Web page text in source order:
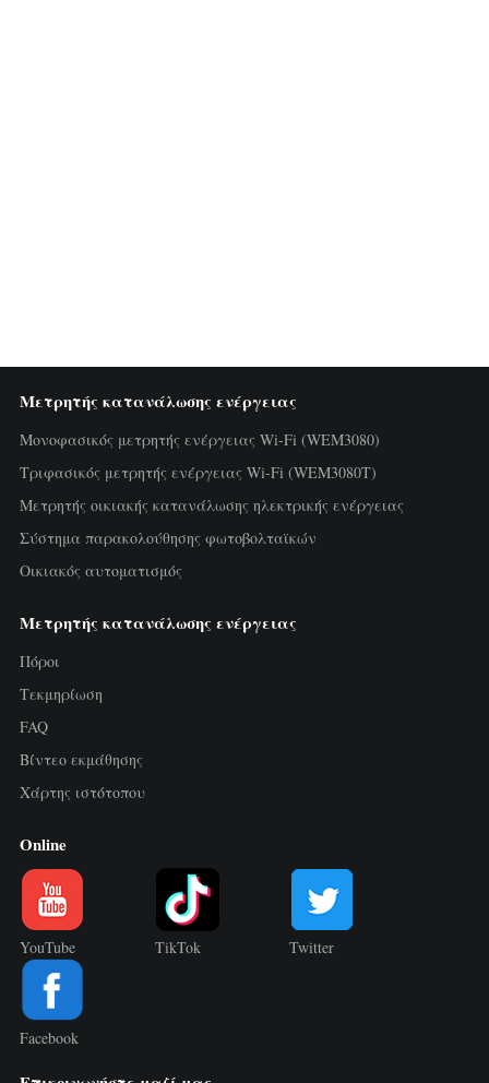
Μετρητής κατανάλωσης ενέργειας
Μονοφασικός μετρητής ενέργειας Wi-Fi (WEM3080)
Τριφασικός μετρητής ενέργειας Wi-Fi (WEM3080T)
Μετρητής οικιακής κατανάλωσης ηλεκτρικής ενέργειας
Σύστημα παρακολούθησης φωτοβολταϊκών
Οικιακός αυτοματισμός
Μετρητής κατανάλωσης ενέργειας
Πόροι
Τεκμηρίωση
FAQ
Βίντεο εκμάθησης
Χάρτης ιστότοπου
Online
YouTube TikTok Twitter
Facebook